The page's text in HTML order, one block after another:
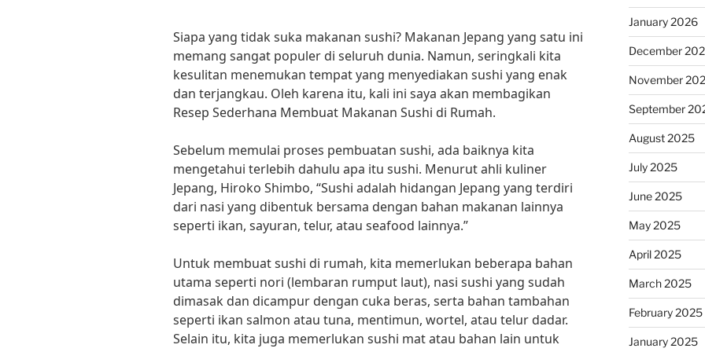
Siapa yang tidak suka makanan sushi? Makanan Jepang yang satu ini
memang sangat populer di seluruh dunia. Namun, seringkali kita
kesulitan menemukan tempat yang menyediakan sushi yang enak
dan terjangkau. Oleh karena itu, kali ini saya akan membagikan
Resep Sederhana Membuat Makanan Sushi di Rumah.
Sebelum memulai proses pembuatan sushi, ada baiknya kita
mengetahui terlebih dahulu apa itu sushi. Menurut ahli kuliner
Jepang, Hiroko Shimbo, “Sushi adalah hidangan Jepang yang terdiri
dari nasi yang dibentuk bersama dengan bahan makanan lainnya
seperti ikan, sayuran, telur, atau seafood lainnya.”
Untuk membuat sushi di rumah, kita memerlukan beberapa bahan
utama seperti nori (lembaran rumput laut), nasi sushi yang sudah
dimasak dan dicampur dengan cuka beras, serta bahan tambahan
seperti ikan salmon atau tuna, mentimun, wortel, atau telur dadar.
Selain itu, kita juga memerlukan sushi mat atau bahan lain untuk
January 2026
December
November
September
August 2025
July 2025
June 2025
May 2025
April 2025
March 2025
February 2025
January 2025